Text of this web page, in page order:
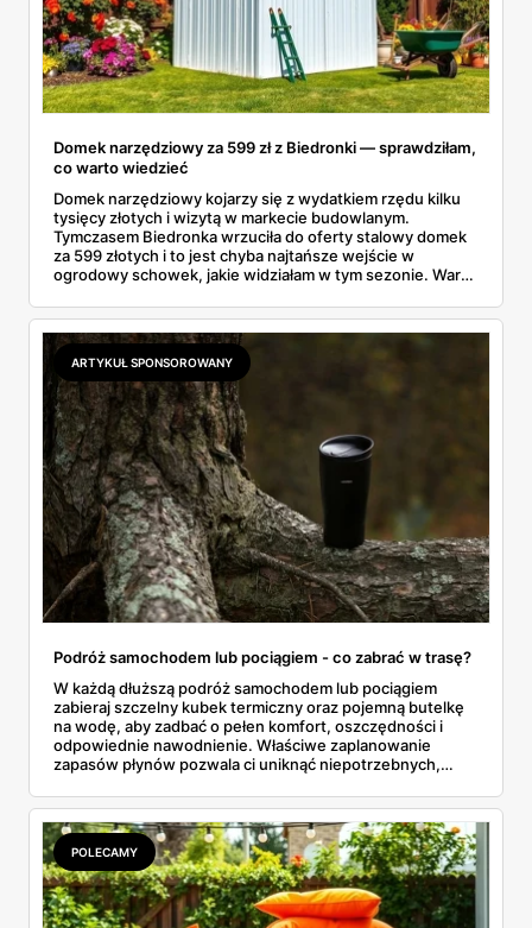
Domek narzędziowy za 599 zł z Biedronki — sprawdziłam,
co warto wiedzieć
Domek narzędziowy kojarzy się z wydatkiem rzędu kilku
tysięcy złotych i wizytą w markecie budowlanym.
Tymczasem Biedronka wrzuciła do oferty stalowy domek
za 599 złotych i to jest chyba najtańsze wejście w
ogrodowy schowek, jakie widziałam w tym sezonie. Warto
obiekt trzeba gdzieś zgłaszać i jak przygotować miejsce,
żeby konstrukcja nie odleciała przy pierwszej jesiennej
wichurze.
ARTYKUŁ SPONSOROWANY
Podróż samochodem lub pociągiem - co zabrać w trasę?
W każdą dłuższą podróż samochodem lub pociągiem
zabieraj szczelny kubek termiczny oraz pojemną butelkę
na wodę, aby zadbać o pełen komfort, oszczędności i
odpowiednie nawodnienie. Właściwe zaplanowanie
zapasów płynów pozwala ci uniknąć niepotrzebnych,
kupowania przepłaconych napojów w wagonach
restauracyjnych. Połączenie funkcji, jakie oferuje dobrze
izolujący kubek termiczny z gorącą kawą oraz niezawodna
butelka na wodę, tworzy idealny, podróżny zestaw. Dzięki
niemu wielogodzinne przemieszczanie się z miejsca na
miejsce staje się znacznie przyjemniejsze, a my zyskujemy
pewność, że nasze ulubione napoje są zawsze pod ręką.
POLECAMY